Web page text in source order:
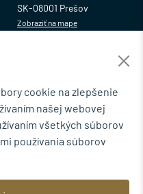
SK-08001 Prešov
Zobraziť na mape
cookie na zlepšenie
našej webovej
všetkých súborov
používania súborov